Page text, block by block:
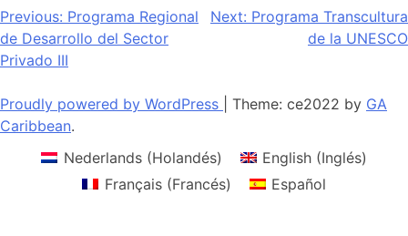
Navegación
de
Previous: Programa Regional
de Desarrollo del Sector
Privado III
Next: Programa Transcultura
de la UNESCO
Proudly powered by WordPress Theme: ce2022 by GA
Caribbean.
Nederlands(Holandés) English(Inglés)
Français(Francés) Español